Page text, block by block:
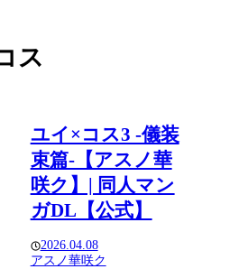
ス
ユイ×コス3 -儀装
束篇-【アスノ華
咲ク】| 同人マン
ガDL【公式】
2026.04.08
アスノ華咲ク